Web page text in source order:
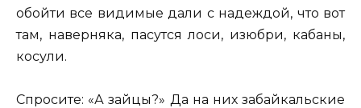
обойти все видимые дали с надеждой, что вот
там, наверняка, пасутся лоси, изюбри, кабаны,
косули.
Спросите: «А зайцы?» Да на них забайкальские